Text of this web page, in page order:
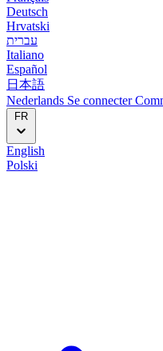
Deutsch
Hrvatski
עברית
Italiano
Español
日本語
Nederlands Se connecter
FR
English
Polski